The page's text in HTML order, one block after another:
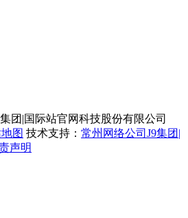
团|国际站官网科技股份有限公司
图 技术支持： 常州网络公司J9集团|
声明